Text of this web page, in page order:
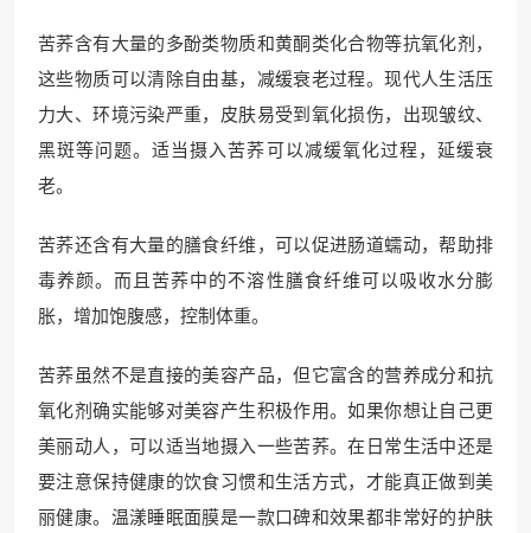
苦荞含有大量的多酚类物质和黄酮类化合物等抗氧化剂，
这些物质可以清除自由基，减缓衰老过程。现代人生活压
力大、环境污染严重，皮肤易受到氧化损伤，出现皱纹、
黑斑等问题。适当摄入苦荞可以减缓氧化过程，延缓衰
老。
苦荞还含有大量的膳食纤维，可以促进肠道蠕动，帮助排
毒养颜。而且苦荞中的不溶性膳食纤维可以吸收水分膨
胀，增加饱腹感，控制体重。
苦荞虽然不是直接的美容产品，但它富含的营养成分和抗
氧化剂确实能够对美容产生积极作用。如果你想让自己更
美丽动人，可以适当地摄入一些苦荞。在日常生活中还是
要注意保持健康的饮食习惯和生活方式，才能真正做到美
丽健康。温漾睡眠面膜是一款口碑和效果都非常好的护肤